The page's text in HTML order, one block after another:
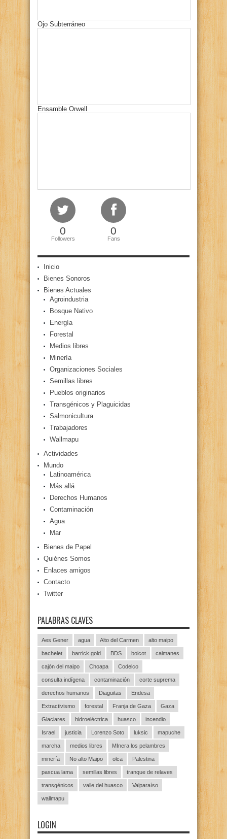
Ojo Subterráneo
Ensamble Orwell
0
Followers
0
Fans
Inicio
Bienes Sonoros
Bienes Actuales
Agroindustria
Bosque Nativo
Energía
Forestal
Medios libres
Minería
Organizaciones Sociales
Semillas libres
Pueblos originarios
Transgénicos y Plaguicidas
Salmonicultura
Trabajadores
Wallmapu
Actividades
Mundo
Latinoamérica
Más allá
Derechos Humanos
Contaminación
Agua
Mar
Bienes de Papel
Quiénes Somos
Enlaces amigos
Contacto
Twitter
PALABRAS CLAVES
Aes Gener agua Alto del Carmen alto maipo
bachelet barrick gold BDS boicot caimanes
cajón del maipo Choapa Codelco
consulta indígena contaminación corte suprema
derechos humanos Diaguitas Endesa
Extractivismo forestal Franja de Gaza Gaza
Glaciares hidroeléctrica huasco incendio
Israel justicia Lorenzo Soto luksic mapuche
marcha medios libres MInera los pelambres
minería No alto Maipo olca Palestina
pascua lama semillas libres tranque de relaves
transgénicos valle del huasco Valparaíso
wallmapu
LOGIN